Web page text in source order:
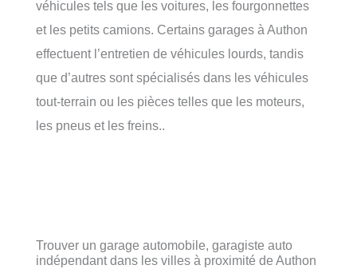
véhicules tels que les voitures, les fourgonnettes
et les petits camions. Certains garages à Authon
effectuent l’entretien de véhicules lourds, tandis
que d’autres sont spécialisés dans les véhicules
tout-terrain ou les pièces telles que les moteurs,
les pneus et les freins..
Trouver un garage automobile, garagiste auto
indépendant dans les villes à proximité de Authon